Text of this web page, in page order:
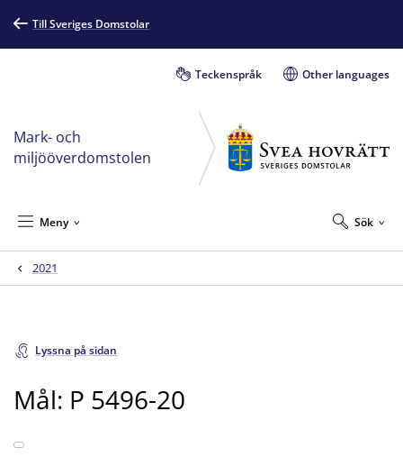
Till Sveriges Domstolar
Teckenspråk Other languages
Mark- och
miljööverdomstolen
Sök
Meny
2021
Lyssna på sidan
Mål: P 5496-20